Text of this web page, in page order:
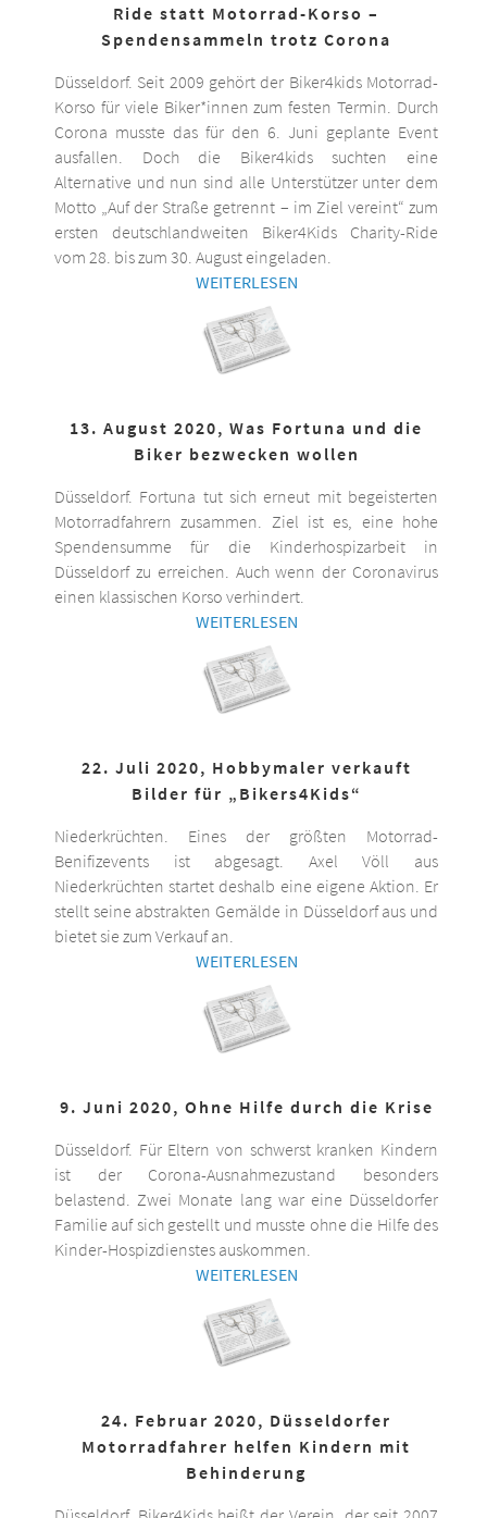
Ride statt Motorrad-Korso –
Spendensammeln trotz Corona
Düsseldorf. Seit 2009 gehört der Biker4kids Motorrad-
Korso für viele Biker*innen zum festen Termin. Durch
Corona musste das für den 6. Juni geplante Event
ausfallen. Doch die Biker4kids suchten eine
Alternative und nun sind alle Unterstützer unter dem
Motto „Auf der Straße getrennt – im Ziel vereint“ zum
ersten deutschlandweiten Biker4Kids Charity-Ride
vom 28. bis zum 30. August eingeladen.
WEITERLESEN
13. August 2020, Was Fortuna und die
Biker bezwecken wollen
Düsseldorf. Fortuna tut sich erneut mit begeisterten
Motorradfahrern zusammen. Ziel ist es, eine hohe
Spendensumme für die Kinderhospizarbeit in
Düsseldorf zu erreichen. Auch wenn der Coronavirus
einen klassischen Korso verhindert.
WEITERLESEN
22. Juli 2020, Hobbymaler verkauft
Bilder für „Bikers4Kids“
Niederkrüchten. Eines der größten Motorrad-
Benifizevents ist abgesagt. Axel Völl aus
Niederkrüchten startet deshalb eine eigene Aktion. Er
stellt seine abstrakten Gemälde in Düsseldorf aus und
bietet sie zum Verkauf an.
WEITERLESEN
9. Juni 2020, Ohne Hilfe durch die Krise
Düsseldorf. Für Eltern von schwerst kranken Kindern
ist der Corona-Ausnahmezustand besonders
belastend. Zwei Monate lang war eine Düsseldorfer
Familie auf sich gestellt und musste ohne die Hilfe des
Kinder-Hospizdienstes auskommen.
WEITERLESEN
24. Februar 2020, Düsseldorfer
Motorradfahrer helfen Kindern mit
Behinderung